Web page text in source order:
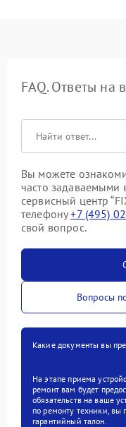
FAQ. Ответы на
Вы можете
часто задаваемыми
сервисный центр
телефону+7 (495)
свой вопрос.
Вопросы
Какие документы вы
На этапе приема
ремонт вам будет
обязательств на ваше
по ремонту техники, вы
гарантийный талон.